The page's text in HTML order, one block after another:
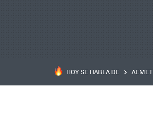
HOY SE HABLA DE AEMET